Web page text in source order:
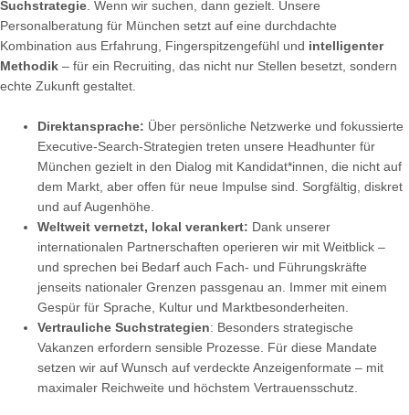
Suchstrategie. Wenn wir suchen, dann gezielt. Unsere
Personalberatung für München setzt auf eine durchdachte
Kombination aus Erfahrung, Fingerspitzengefühl und intelligenter
Methodik – für ein Recruiting, das nicht nur Stellen besetzt, sondern
echte Zukunft gestaltet.
Direktansprache: Über persönliche Netzwerke und fokussierte
Executive-Search-Strategien treten unsere Headhunter für
München gezielt in den Dialog mit Kandidat*innen, die nicht auf
dem Markt, aber offen für neue Impulse sind. Sorgfältig, diskret
und auf Augenhöhe.
Weltweit vernetzt, lokal verankert: Dank unserer
internationalen Partnerschaften operieren wir mit Weitblick –
und sprechen bei Bedarf auch Fach- und Führungskräfte
jenseits nationaler Grenzen passgenau an. Immer mit einem
Gespür für Sprache, Kultur und Marktbesonderheiten.
Vertrauliche Suchstrategien: Besonders strategische
Vakanzen erfordern sensible Prozesse. Für diese Mandate
setzen wir auf Wunsch auf verdeckte Anzeigenformate – mit
maximaler Reichweite und höchstem Vertrauensschutz.